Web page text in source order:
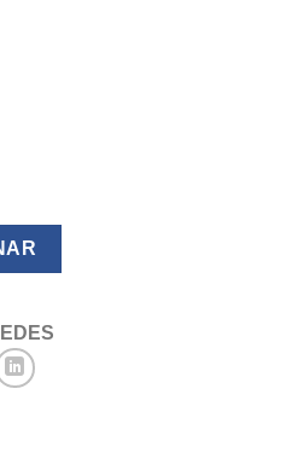
Gestão das Organizações